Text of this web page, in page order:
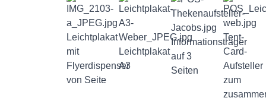
Leichtplakat
mit
Flyerdispenser
von Seite
Leichtplakat
A3
Informationsträger
auf 3
Seiten
Tent-
Card-
Aufsteller
zum